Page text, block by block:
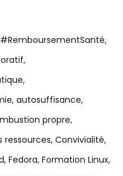
#RemboursementSanté
autosuffisance
propre
ressources Convivialité
Fedora Formation Linux